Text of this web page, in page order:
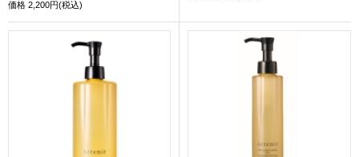
価格 2,200円(税込)